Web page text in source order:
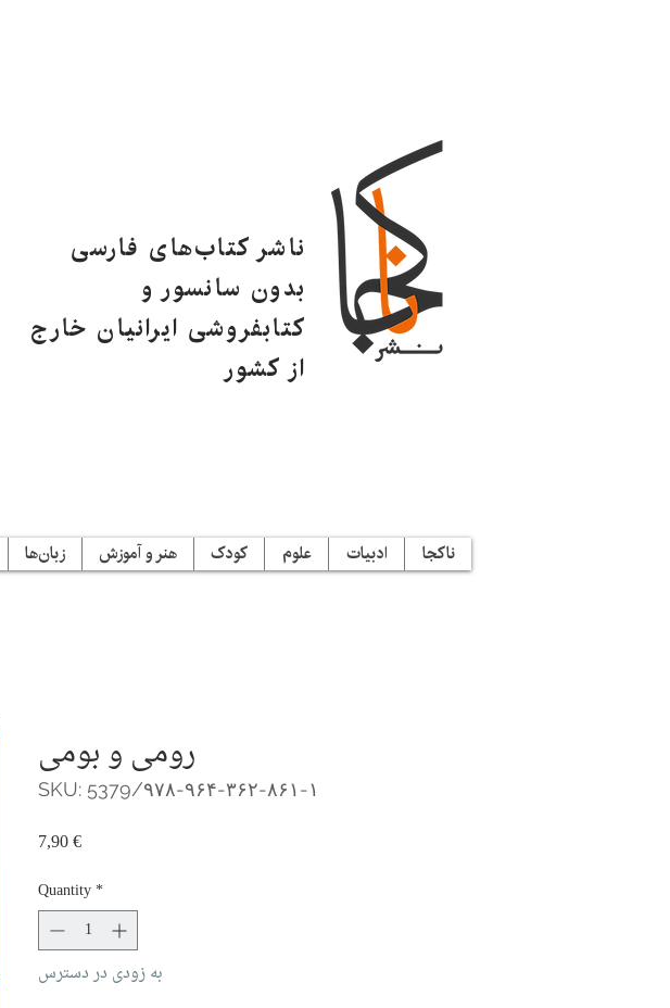
ناشر کتاب‌های فارسی
بدون سانسور و
کتابفروشی ایرانیان خارج
از کشور
ناکجا ادبیات علوم کودک هنر و آموزش زبان‌ها
رومی و بومی
SKU: 5379/۹۷۸-۹۶۴-۳۶۲-۸۶۱-۱
7,90 €Price
Quantity*
به زودی در دسترس